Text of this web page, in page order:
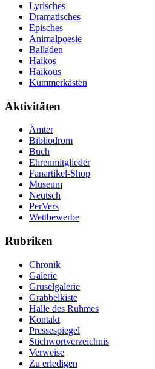
Lyrisches
Dramatisches
Episches
Animalpoesie
Balladen
Haikos
Haikous
Kummerkasten
Aktivitäten
Ämter
Bibliodrom
Buch
Ehrenmitglieder
Fanartikel-Shop
Museum
Neutsch
PerVers
Wettbewerbe
Rubriken
Chronik
Galerie
Gruselgalerie
Grabbelkiste
Halle des Ruhmes
Kontakt
Pressespiegel
Stichwortverzeichnis
Verweise
Zu erledigen